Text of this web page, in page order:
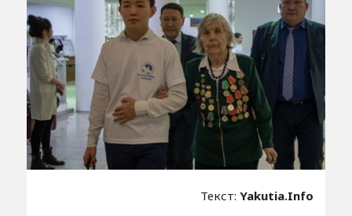
Текст:Yakutia.Info